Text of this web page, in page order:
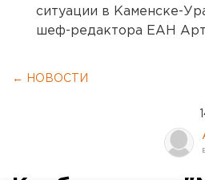
ситуации в Каменске-
шеф-редактора ЕАН
← НОВОСТИ